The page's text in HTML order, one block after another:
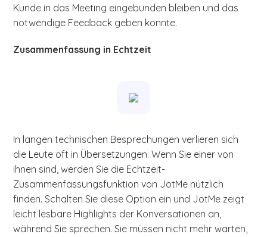
Kunde in das Meeting eingebunden bleiben und das
notwendige Feedback geben konnte.
Zusammenfassung in Echtzeit
In langen technischen Besprechungen verlieren sich
die Leute oft in Übersetzungen. Wenn Sie einer von
ihnen sind, werden Sie die Echtzeit-
Zusammenfassungsfunktion von JotMe nützlich
finden. Schalten Sie diese Option ein und JotMe zeigt
leicht lesbare Highlights der Konversationen an,
während Sie sprechen. Sie müssen nicht mehr warten,